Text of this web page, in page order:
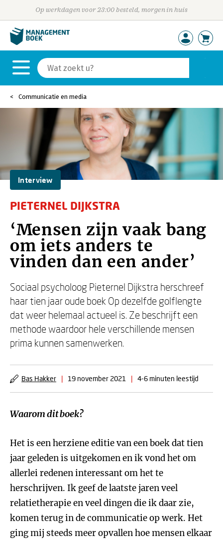
Op werkdagen voor 23:00 besteld, morgen in huis
Communicatie en media
Interview
PIETERNEL DIJKSTRA
‘Mensen zijn vaak bang
om iets anders te
vinden dan een ander’
Sociaal psycholoog Pieternel Dijkstra herschreef
haar tien jaar oude boek Op dezelfde golflengte
dat weer helemaal actueel is. Ze beschrijft een
methode waardoor hele verschillende mensen
prima kunnen samenwerken.
Bas Hakker | 19 november 2021 | 4-6 minuten leestijd
Waarom dit boek?
Het is een herziene editie van een boek dat tien
jaar geleden is uitgekomen en ik vond het om
allerlei redenen interessant om het te
herschrijven. Ik geef de laatste jaren veel
relatietherapie en veel dingen die ik daar zie,
komen terug in de communicatie op werk. Het
ging mij steeds meer opvallen hoe mensen elkaar